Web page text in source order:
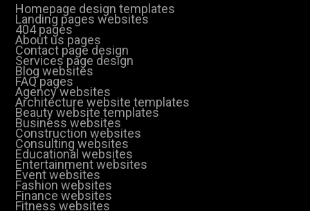
Homepage design templates
Landing pages websites
404 pages
About us pages
Contact page design
Services page design
Blog websites
FAQ pages
Agency websites
Architecture website templates
Beauty website templates
Business websites
Construction websites
Consulting websites
Educational websites
Entertainment websites
Event websites
Fashion websites
Finance websites
Fitness websites